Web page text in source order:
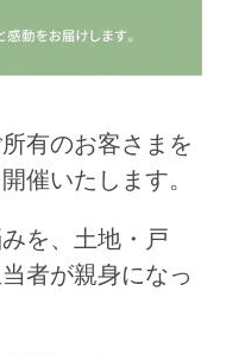
有のお客さまを
催いたします。
を、土地・戸
者が親身になっ